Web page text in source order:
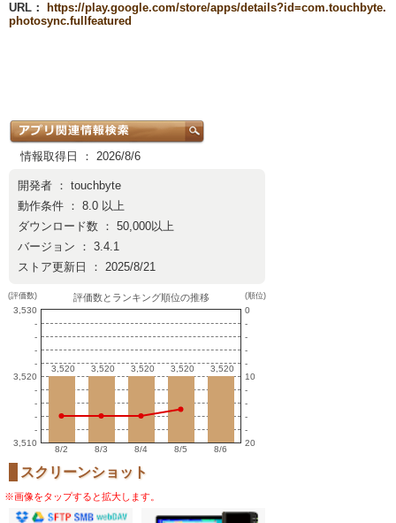
URL：
https://play.google.com/store/apps/details?id=com.touchbyte.
photosync.fullfeatured
情報取得日 ： 2026/8/6
開発者 ： touchbyte
動作条件 ： 8.0 以上
ダウンロード数 ： 50,000以上
バージョン ： 3.4.1
ストア更新日 ： 2025/8/21
(評価数)
3,530
-
-
-
-
3,520
-
-
-
-
3,510
評価数とランキング順位の推移
3,520
3,520 3,520
3,520 3,520
3,520 3,520
3,520 3,520
3,520
8/2 8/3 8/4 8/5 8/6
(順位)
0
-
-
-
-
10
-
-
-
-
20
スクリーンショット
※画像をタップすると拡大します。